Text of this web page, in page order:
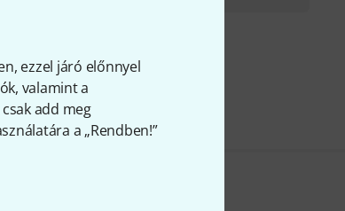
ezzel járó előnnyel
valamint a
add meg
a „Rendben!”